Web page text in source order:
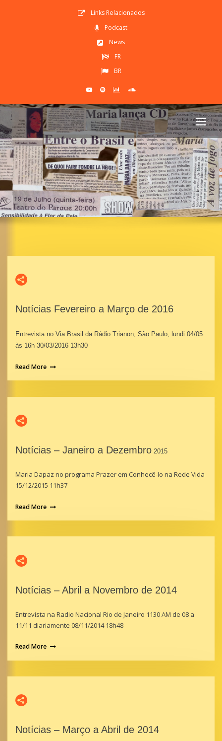
Links Relacionados
Podcast
News
FR
BR
Notícias Fevereiro a Março de 2016
Entrevista no Via Brasil da Rádio Trianon, São Paulo, lundi 04/05
às 16h 30/03/2016 13h30
Read More
Notícias – Janeiro a Dezembro 2015
Maria Dapaz no programa Prazer em Conhecê-lo na Rede Vida
15/12/2015 11h37
Read More
Notícias – Abril a Novembro de 2014
Entrevista na Radio Nacional Rio de Janeiro 1130 AM de 08 a
11/11 diariamente 08/11/2014 18h48
Read More
Notícias – Março a Abril de 2014